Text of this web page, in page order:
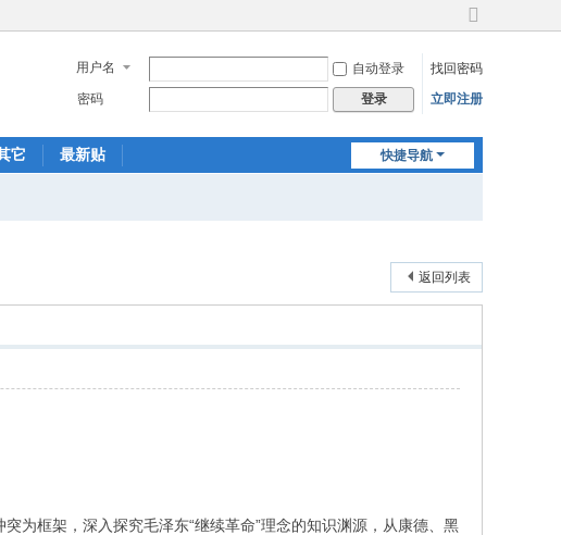
切
到
宽
用户名 自动登录
找回密码
密码
登录 立即注册
快捷导航
它 最新贴
返回列表
为框架，深入探究毛泽东“继续革命”理念的知识渊源，从康德、黑